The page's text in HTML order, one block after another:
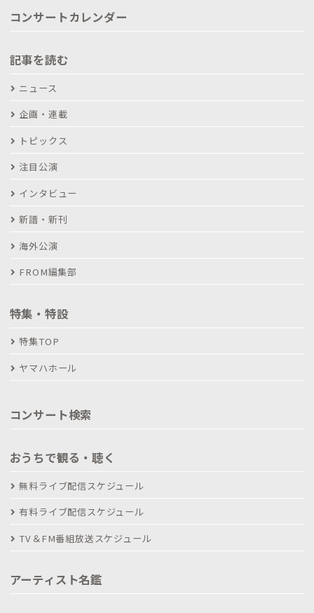
コンサートカレンダー
記事を読む
ニュース
企画・連載
トピックス
注目公演
インタビュー
新譜・新刊
海外公演
FROM編集部
特集・特設
特集TOP
ヤマハホール
コンサート検索
おうちで観る・聴く
無料ライブ配信スケジュール
有料ライブ配信スケジュール
TV＆FM番組放送スケジュール
アーティスト名鑑